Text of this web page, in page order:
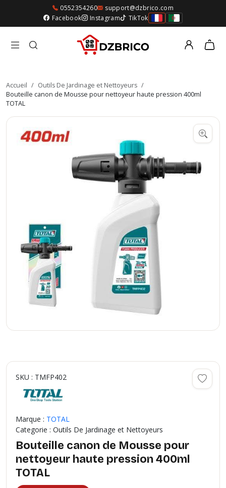
0552354260
support@dzbrico.com
Facebook
Instagram TikTok
Accueil / Outils De Jardinage et Nettoyeurs /
Bouteille canon de Mousse pour nettoyeur haute pression 400ml
TOTAL
SKU : TMFP402
Marque : TOTAL
Categorie : Outils De Jardinage et Nettoyeurs
Bouteille canon de Mousse pour
nettoyeur haute pression 400ml
TOTAL